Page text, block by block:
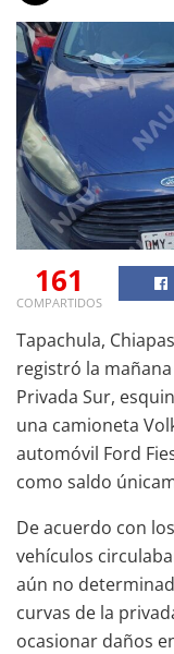
161
COMPARTIDOS
Tapachula,
registró la
Privada Sur,
una camioneta
automóvil Ford
como saldo
De acuerdo con
vehículos
aún no
curvas de la
ocasionar daños